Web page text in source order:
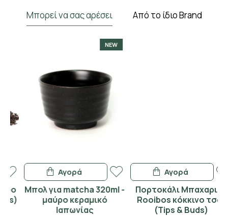
Μπορεί να σας αρέσει Από το ίδιο Brand
Μπολ για matcha 320ml -
μαύρο κεραμικό
Ιαπωνίας
Αγορά
Πορτοκάλι Μπαχαρικά
Rooibos κόκκινο τσάι
(Tips & Buds)
Αγορά